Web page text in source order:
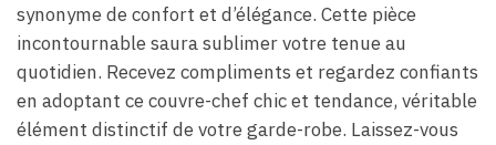
synonyme de confort et d’élégance. Cette pièce
incontournable saura sublimer votre tenue au
quotidien. Recevez compliments et regardez confiants
en adoptant ce couvre-chef chic et tendance, véritable
élément distinctif de votre garde-robe. Laissez-vous